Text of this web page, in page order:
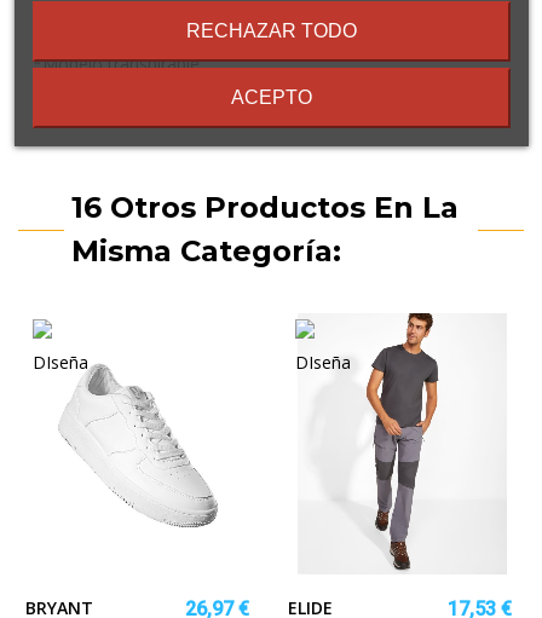
Observaciones: *Etiqueta removible. *Tejido técnico.
*Modelo transpirable.
16 Otros Productos En La
Misma Categoría:
BRYANT
26,97 €
ELIDE
17,53 €
términos
condiciones
RECHAZAR TODO
ACEPTO